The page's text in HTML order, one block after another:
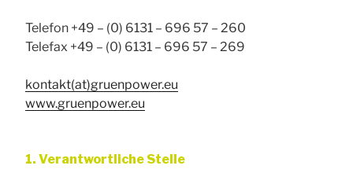
Telefon +49 – (0) 6131 – 696 57 – 260
Telefax +49 – (0) 6131 – 696 57 – 269
kontakt(at)gruenpower.eu
www.gruenpower.eu
1. Verantwortliche Stelle